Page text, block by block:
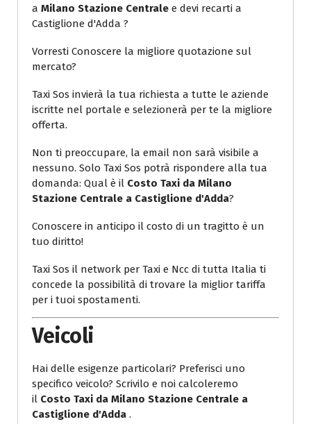
a Milano Stazione Centrale e devi recarti a
Castiglione d'Adda ?
Vorresti Conoscere la migliore quotazione sul
mercato?
Taxi Sos invierà la tua richiesta a tutte le aziende
iscritte nel portale e selezionerà per te la migliore
offerta.
Non ti preoccupare, la email non sarà visibile a
nessuno. Solo Taxi Sos potrà rispondere alla tua
domanda: Qual è il Costo Taxi da Milano
Stazione Centrale a Castiglione d'Adda?
Conoscere in anticipo il costo di un tragitto è un
tuo diritto!
Taxi Sos il network per Taxi e Ncc di tutta Italia ti
concede la possibilità di trovare la miglior tariffa
per i tuoi spostamenti.
Veicoli
Hai delle esigenze particolari? Preferisci uno
specifico veicolo? Scrivilo e noi calcoleremo
il Costo Taxi da Milano Stazione Centrale a
Castiglione d'Adda .